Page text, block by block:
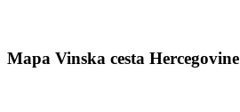
Mapa Vinska cesta Hercegovine